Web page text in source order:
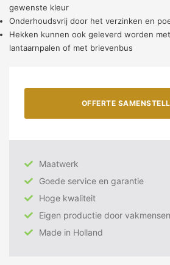
gewenste kleur
Onderhoudsvrij door het verzinken en
Hekken kunnen ook geleverd worden
lantaarnpalen of met brievenbus
OFFERTE
Maatwerk
Goede service en garantie
Hoge kwaliteit
Eigen productie door vakmensen
Made in Holland